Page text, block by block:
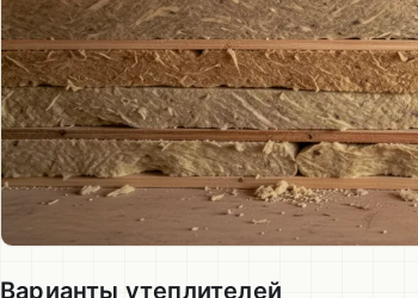
Варианты утеплителей